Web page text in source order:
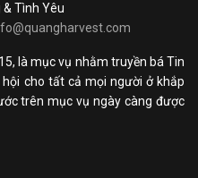
& Tình Yêu
là mục vụ nhằm truyền bá Tin
cho tất cả mọi người ở khắp
trên mục vụ ngày càng được